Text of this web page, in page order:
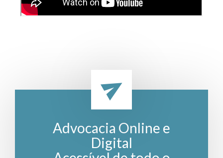
Advocacia Online e
Digital